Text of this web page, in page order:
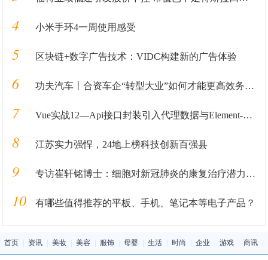
4 小米手环4一周使用感受
5 区块链+数字广告技术：VIDC构建新的广告体验
6 功夫汽车丨合资车企“转型大业”如何才能更高效务实？这家车企做了一次有益尝试！
7 Vue实战12—Api接口封装引入代理数据与Element-ui库
8 江苏实力强悍，24地上榜科技创新百强县
9 专访崔轩铭博士：细胞对新冠肺炎的康复治疗潜力巨大
10 有哪些值得推荐的平板、手机、笔记本等电子产品？
首页 资讯 美妆 美容 服饰 母婴 生活 时尚 企业 游戏 商讯